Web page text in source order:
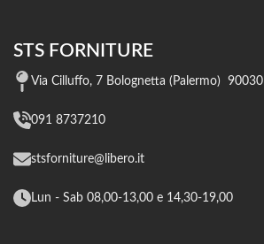
STS FORNITURE
Via Cilluffo, 7 Bolognetta (Palermo) 90030
091 8737210
stsforniture@libero.it
Lun - Sab 08,00-13,00 e 14,30-19,00